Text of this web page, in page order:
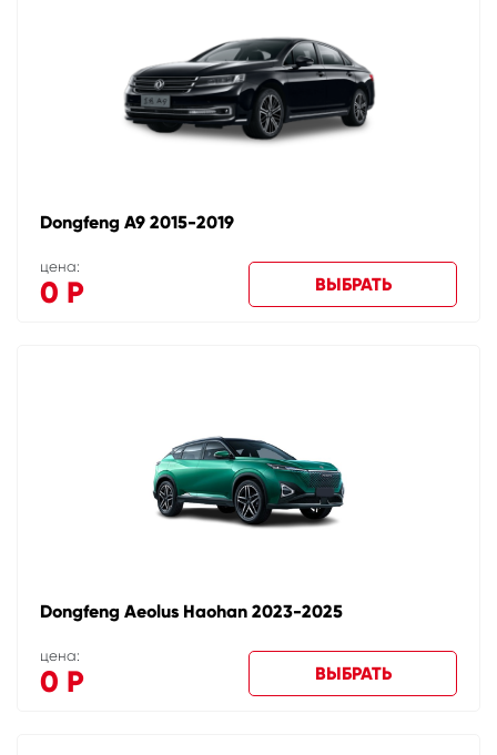
Dongfeng A9 2015-2019
цена:
0 Р ВЫБРАТЬ
Dongfeng Aeolus Haohan 2023-2025
цена:
0 Р ВЫБРАТЬ